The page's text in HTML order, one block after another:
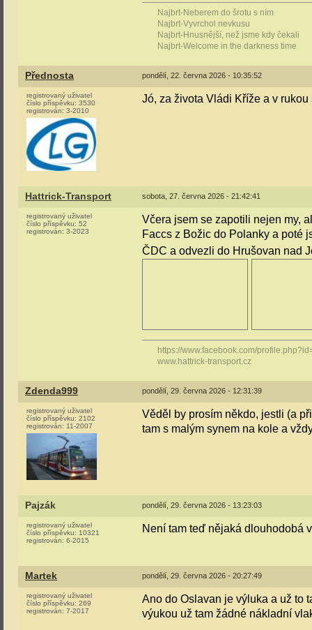
Najbrt-Neberem do šrotu s ním
Najbrt-Vyvrchol nevkusu
Najbrt-Hnusnější, než jsme kdy čekali
Najbrt-Welcome in the darkness time
Přednosta pondělí, 22. června 2026 - 10:35:52
registrovaný uživatel
číslo příspěvku: 3530
registrován: 3-2010
Jó, za života Vládi Kříže a v
Hattrick-Transport sobota, 27. června 2026 - 21:42:41
registrovaný uživatel
číslo příspěvku: 52
registrován: 3-2023
Včera jsem se zapotili nejen my,
Faccs z Božic do Polanky a poté
ČDC a odvezli do Hrušovan nad
https://www.facebook.com/
www.hattrick-transport.cz
Zdenda999 pondělí, 29. června 2026 - 12:31:39
registrovaný uživatel
číslo příspěvku: 2102
registrován: 11-2007
Věděl by prosím někdo, jestli (a
tam s malým synem na kole a
Pajzák pondělí, 29. června 2026 - 13:23:03
registrovaný uživatel
číslo příspěvku: 10321
registrován: 6-2015
Není tam teď nějaká dlouhodobá
Martek pondělí, 29. června 2026 - 20:27:49
registrovaný uživatel
číslo příspěvku: 269
registrován: 7-2017
Ano do Oslavan je výluka a už to
výukou už tam žádné nákladní